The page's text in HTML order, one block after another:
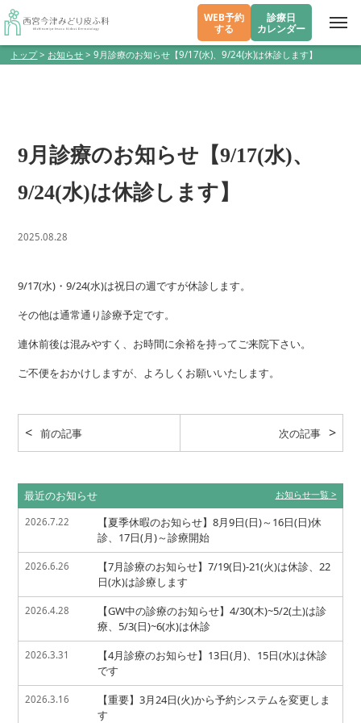
WEB予約
する
診療日
カレンダー
トップ> お知らせ >9月診療のお知らせ【9/17(水)、9/24(水)は休診します】
9月診療のお知らせ【9/17(水)、
9/24(水)は休診します】
2025.08.28
9/17(水)・9/24(水)は祝日の週ですが休診します。
その他は通常通り診療予定です。
連休前後は混みやすく、お時間に余裕を持ってご来院下さい。
ご不便をおかけしますが、よろしくお願いいたします。
前の記事 次の記事
最近のお知らせ お知らせ一覧
2026.7.22
【夏季休暇のお知らせ】8月9日(日)～16日(日)休
診、17日(月)～診療開始
2026.6.26
【7月診療のお知らせ】7/19(日)-21(火)は休診、22
日(水)は診療します
2026.4.28
【GW中の診療のお知らせ】4/30(木)~5/2(土)は診
療、5/3(日)~6(水)は休診
2026.3.31
【4月診療のお知らせ】13日(月)、15日(水)は休診
です
2026.3.16
【重要】3月24日(火)から予約システムを変更しま
す